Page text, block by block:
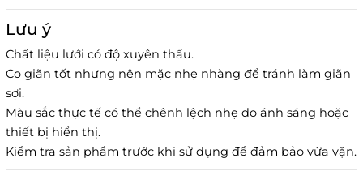
Lưu ý
Chất liệu lưới có độ xuyên thấu.
Co giãn tốt nhưng nên mặc nhẹ nhàng để tránh làm giãn
sợi.
Màu sắc thực tế có thể chênh lệch nhẹ do ánh sáng hoặc
thiết bị hiển thị.
Kiểm tra sản phẩm trước khi sử dụng để đảm bảo vừa vặn.